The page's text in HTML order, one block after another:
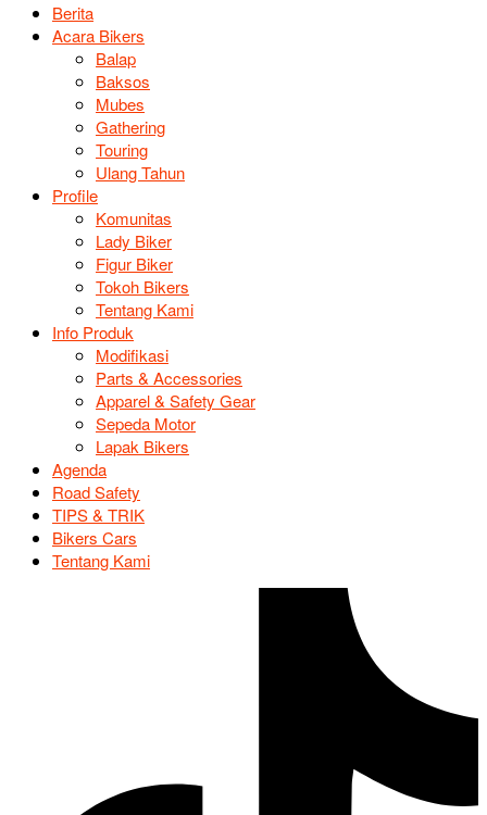
Berita
Acara Bikers
Balap
Baksos
Mubes
Gathering
Touring
Ulang Tahun
Profile
Komunitas
Lady Biker
Figur Biker
Tokoh Bikers
Tentang Kami
Info Produk
Modifikasi
Parts & Accessories
Apparel & Safety Gear
Sepeda Motor
Lapak Bikers
Agenda
Road Safety
TIPS & TRIK
Bikers Cars
Tentang Kami